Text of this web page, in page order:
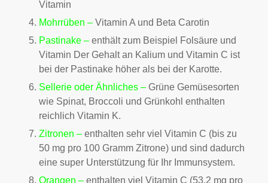
Vitamin
Mohrrüben – Vitamin A und Beta Carotin
Pastinake – enthält zum Beispiel Folsäure und
Vitamin Der Gehalt an Kalium und Vitamin C ist
bei der Pastinake höher als bei der Karotte.
Sellerie oder Ähnliches – Grüne Gemüsesorten
wie Spinat, Broccoli und Grünkohl enthalten
reichlich Vitamin K.
Zitronen – enthalten sehr viel Vitamin C (bis zu
50 mg pro 100 Gramm Zitrone) und sind dadurch
eine super Unterstützung für Ihr Immunsystem.
Orangen – enthalten viel Vitamin C (53,2 mg pro